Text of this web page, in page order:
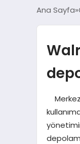
Ana Sayfa